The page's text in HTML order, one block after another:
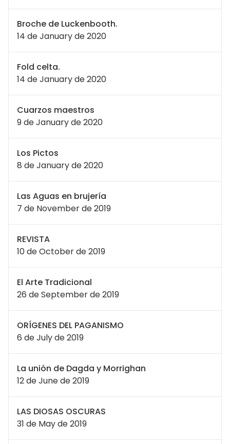
Broche de Luckenbooth.
14 de January de 2020
Fold celta.
14 de January de 2020
Cuarzos maestros
9 de January de 2020
Los Pictos
8 de January de 2020
Las Aguas en brujería
7 de November de 2019
REVISTA
10 de October de 2019
El Arte Tradicional
26 de September de 2019
ORÍGENES DEL PAGANISMO
6 de July de 2019
La unión de Dagda y Morrighan
12 de June de 2019
LAS DIOSAS OSCURAS
31 de May de 2019